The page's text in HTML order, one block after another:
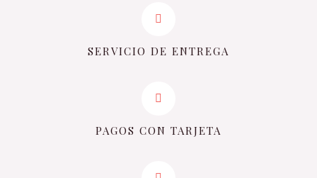
SERVICIO DE ENTREGA
PAGOS CON TARJETA